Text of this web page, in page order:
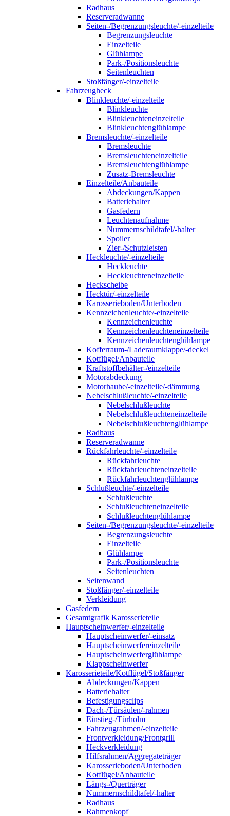
Radhaus
Reserveradwanne
Seiten-/Begrenzungsleuchte/-einzelteile
Begrenzungsleuchte
Einzelteile
Glühlampe
Park-/Positionsleuchte
Seitenleuchten
Stoßfänger/-einzelteile
Fahrzeugheck
Blinkleuchte/-einzelteile
Blinkleuchte
Blinkleuchteneinzelteile
Blinkleuchtenglühlampe
Bremsleuchte/-einzelteile
Bremsleuchte
Bremsleuchteneinzelteile
Bremsleuchtenglühlampe
Zusatz-Bremsleuchte
Einzelteile/Anbauteile
Abdeckungen/Kappen
Batteriehalter
Gasfedern
Leuchtenaufnahme
Nummernschildtafel/-halter
Spoiler
Zier-/Schutzleisten
Heckleuchte/-einzelteile
Heckleuchte
Heckleuchteneinzelteile
Heckscheibe
Hecktür/-einzelteile
Karosserieboden/Unterboden
Kennzeichenleuchte/-einzelteile
Kennzeichenleuchte
Kennzeichenleuchteneinzelteile
Kennzeichenleuchtenglühlampe
Kofferraum-/Laderaumklappe/-deckel
Kotflügel/Anbauteile
Kraftstoffbehälter-/einzelteile
Motorabdeckung
Motorhaube/-einzelteile/-dämmung
Nebelschlußleuchte/-einzelteile
Nebelschlußleuchte
Nebelschlußleuchteneinzelteile
Nebelschlußleuchtenglühlampe
Radhaus
Reserveradwanne
Rückfahrleuchte/-einzelteile
Rückfahrleuchte
Rückfahrleuchteneinzelteile
Rückfahrleuchtenglühlampe
Schlußleuchte/-einzelteile
Schlußleuchte
Schlußleuchteneinzelteile
Schlußleuchtenglühlampe
Seiten-/Begrenzungsleuchte/-einzelteile
Begrenzungsleuchte
Einzelteile
Glühlampe
Park-/Positionsleuchte
Seitenleuchten
Seitenwand
Stoßfänger/-einzelteile
Verkleidung
Gasfedern
Gesamtgrafik Karosserieteile
Hauptscheinwerfer/-einzelteile
Hauptscheinwerfer/-einsatz
Hauptscheinwerfereinzelteile
Hauptscheinwerferglühlampe
Klappscheinwerfer
Karosserieteile/Kotflügel/Stoßfänger
Abdeckungen/Kappen
Batteriehalter
Befestigungsclips
Dach-/Türsäulen/-rahmen
Einstieg-/Türholm
Fahrzeugrahmen/-einzelteile
Frontverkleidung/Frontgrill
Heckverkleidung
Hilfsrahmen/Aggregateträger
Karosserieboden/Unterboden
Kotflügel/Anbauteile
Längs-/Querträger
Nummernschildtafel/-halter
Radhaus
Rahmenkopf